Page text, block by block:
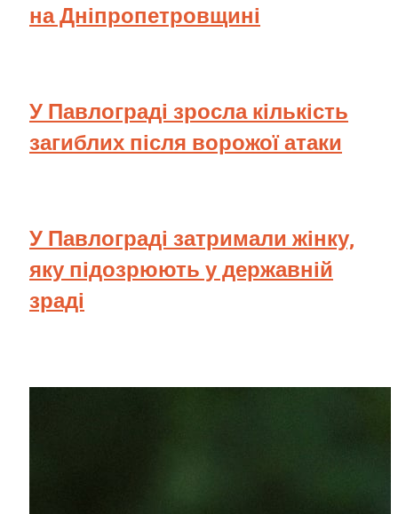
на Дніпропетровщині
У Павлограді зросла кількість
загиблих після ворожої атаки
У Павлограді затримали жінку,
яку підозрюють у державній
зраді